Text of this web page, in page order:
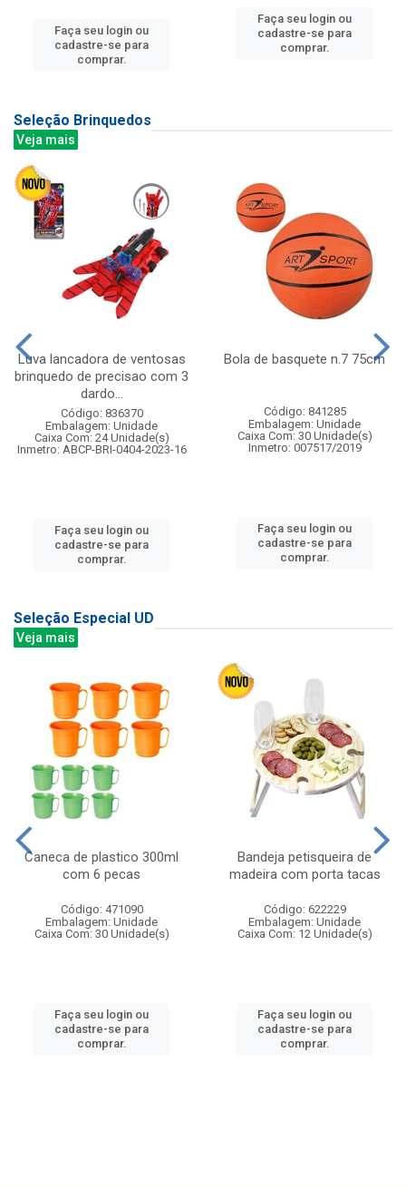
Faça seu login ou
cadastre-se para
comprar.
Faça seu login ou
cadastre-se para
comprar.
Seleção Brinquedos
Veja mais
Luva lancadora de ventosas
brinquedo de precisao com 3
dardo...
Código: 836370
Embalagem: Unidade
Caixa Com: 24 Unidade(s)
Inmetro: ABCP-BRI-0404-2023-16
Faça seu login ou
cadastre-se para
comprar.
Bola de basquete n.7 75cm
Código: 841285
Embalagem: Unidade
Caixa Com: 30 Unidade(s)
Inmetro: 007517/2019
Faça seu login ou
cadastre-se para
comprar.
Seleção Especial UD
Veja mais
Caneca de plastico 300ml
com 6 pecas
Código: 471090
Embalagem: Unidade
Caixa Com: 30 Unidade(s)
Faça seu login ou
cadastre-se para
comprar.
Bandeja petisqueira de
madeira com porta tacas
Código: 622229
Embalagem: Unidade
Caixa Com: 12 Unidade(s)
Faça seu login ou
cadastre-se para
comprar.